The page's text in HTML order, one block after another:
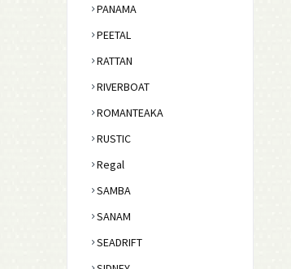
PANAMA
PEETAL
RATTAN
RIVERBOAT
ROMANTEAKA
RUSTIC
Regal
SAMBA
SANAM
SEADRIFT